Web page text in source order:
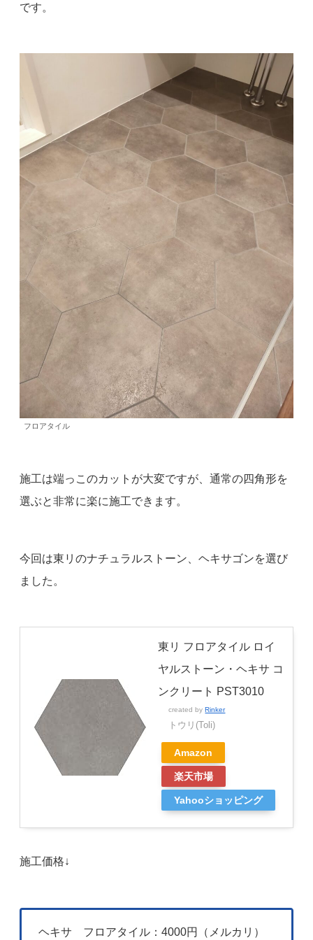
です。
フロアタイル
施工は端っこのカットが大変ですが、通常の四角形を
選ぶと非常に楽に施工できます。
今回は東リのナチュラルストーン、ヘキサゴンを選び
ました。
東リ フロアタイル ロイ
ヤルストーン・ヘキサ コ
ンクリート PST3010
created by Rinker
トウリ(Toli)
Amazon
楽天市場
Yahooショッピング
施工価格↓
ヘキサ フロアタイル：4000円（メルカリ）